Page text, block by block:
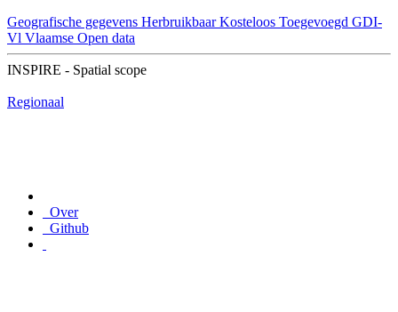
Geografische gegevens Herbruikbaar Kosteloos Toegevoegd GDI-
Vl Vlaamse Open data
INSPIRE - Spatial scope
Regionaal
Over
Github